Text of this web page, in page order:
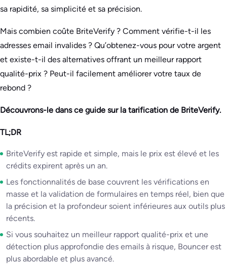
sa rapidité, sa simplicité et sa précision.
Mais combien coûte BriteVerify ? Comment vérifie-t-il les
adresses email invalides ? Qu’obtenez-vous pour votre argent
et existe-t-il des alternatives offrant un meilleur rapport
qualité-prix ? Peut-il facilement améliorer votre taux de
rebond ?
Découvrons-le dans ce guide sur la tarification de BriteVerify.
TL;DR
BriteVerify est rapide et simple, mais le prix est élevé et les
crédits expirent après un an.
Les fonctionnalités de base couvrent les vérifications en
masse et la validation de formulaires en temps réel, bien que
la précision et la profondeur soient inférieures aux outils plus
récents.
Si vous souhaitez un meilleur rapport qualité-prix et une
détection plus approfondie des emails à risque, Bouncer est
plus abordable et plus avancé.